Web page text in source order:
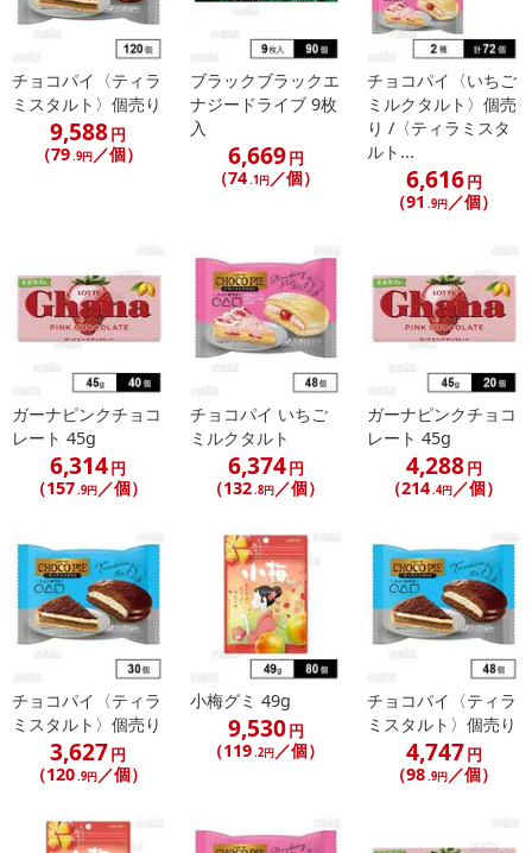
チョコパイ〈ティラ
ミスタルト〉個売り
9,588円
（79.9円／個）
ブラックブラックエ
ナジードライブ 9枚
入
6,669円
（74.1円／個）
チョコパイ〈いちご
ミルクタルト〉個売
り /〈ティラミスタ
ルト...
6,616円
（91 .9円／個）
ガーナピンクチョコ
レート 45g
6,314円
（157.9円／個）
チョコパイ いちご
ミルクタルト
6,374円
（132.8円／個）
ガーナピンクチョコ
レート 45g
4,288円
（214.4円／個）
チョコパイ〈ティラ
ミスタルト〉個売り
3,627円
（120.9円／個）
小梅グミ 49g
9,530円
（119.2円 ／個）
チョコパイ〈ティラ
ミスタルト〉個売り
4,747円
（98.9円 ／個）